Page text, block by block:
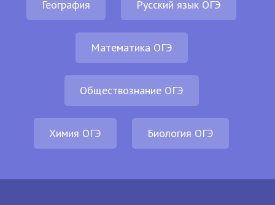
География Русский язык ОГЭ
Математика ОГЭ
Обществознание ОГЭ
Химия ОГЭ Биология ОГЭ